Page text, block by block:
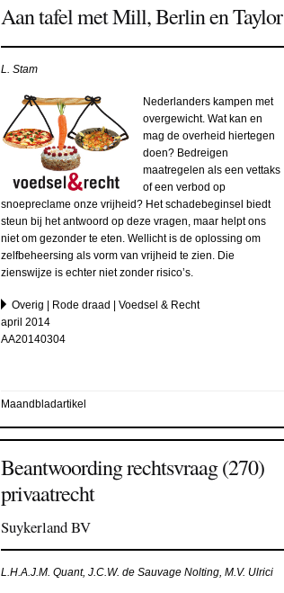
Aan tafel met Mill, Berlin en Taylor
L. Stam
Nederlanders kampen met
overgewicht. Wat kan en
mag de overheid hiertegen
doen? Bedreigen
maatregelen als een vettaks
of een verbod op
snoepreclame onze vrijheid? Het schadebeginsel biedt
steun bij het antwoord op deze vragen, maar helpt ons
niet om gezonder te eten. Wellicht is de oplossing om
zelfbeheersing als vorm van vrijheid te zien. Die
zienswijze is echter niet zonder risico’s.
Overig | Rode draad | Voedsel & Recht
april 2014
AA20140304
Maandbladartikel
Beantwoording rechtsvraag (270)
privaatrecht
Suykerland BV
L.H.A.J.M. Quant, J.C.W. de Sauvage Nolting, M.V. Ulrici